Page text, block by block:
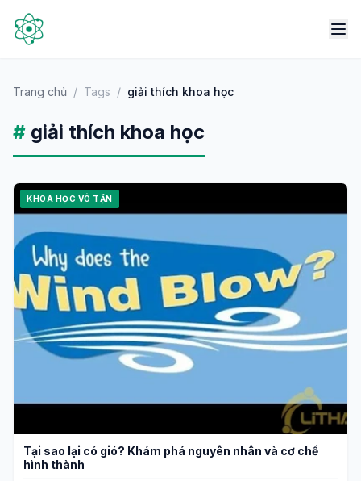
Trang chủ / Tags / giải thích khoa học
# giải thích khoa học
KHOA HỌC VÔ TẬN
Tại sao lại có gió? Khám phá nguyên nhân và cơ chế
hình thành